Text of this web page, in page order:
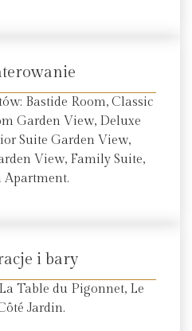
Bastide Room, Classic
Garden View, Deluxe
Suite Garden View,
View, Family Suite,
Apartment.
i bary
Table du Pigonnet, Le
Jardin.